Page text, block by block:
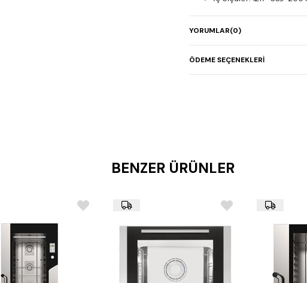
Ağırlık: 225 kg
Boyutlar: 1717×1073×315
YORUMLAR(0)
ÖDEME SEÇENEKLERI
BENZER ÜRÜNLER